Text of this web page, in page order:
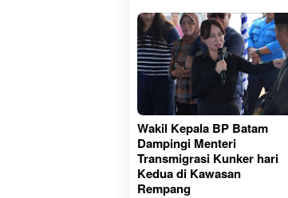
Wakil Kepala BP Batam
Dampingi Menteri
Transmigrasi Kunker hari
Kedua di Kawasan
Rempang